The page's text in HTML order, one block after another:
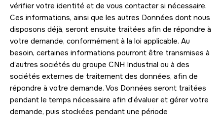
vérifier votre identité et de vous contacter si nécessaire.
Ces informations, ainsi que les autres Données dont nous
disposons déjà, seront ensuite traitées afin de répondre à
votre demande, conformément à la loi applicable. Au
besoin, certaines informations pourront être transmises à
d’autres sociétés du groupe CNH Industrial ou à des
sociétés externes de traitement des données, afin de
répondre à votre demande. Vos Données seront traitées
pendant le temps nécessaire afin d’évaluer et gérer votre
demande, puis stockées pendant une période